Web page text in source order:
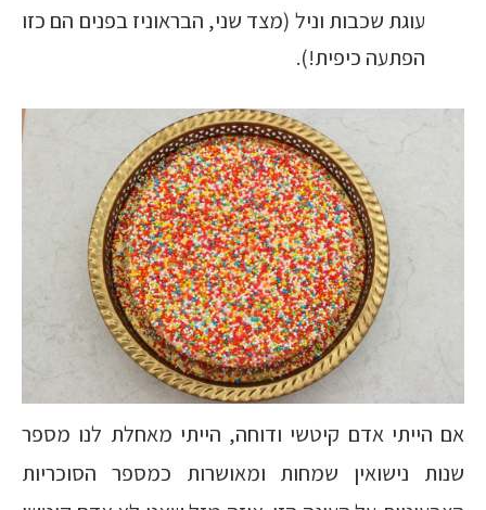
עוגת שכבות וניל (מצד שני, הבראוניז בפנים הם כזו
הפתעה כיפית!).
אם הייתי אדם קיטשי ודוחה, הייתי מאחלת לנו מספר
שנות נישואין שמחות ומאושרות כמספר הסוכריות